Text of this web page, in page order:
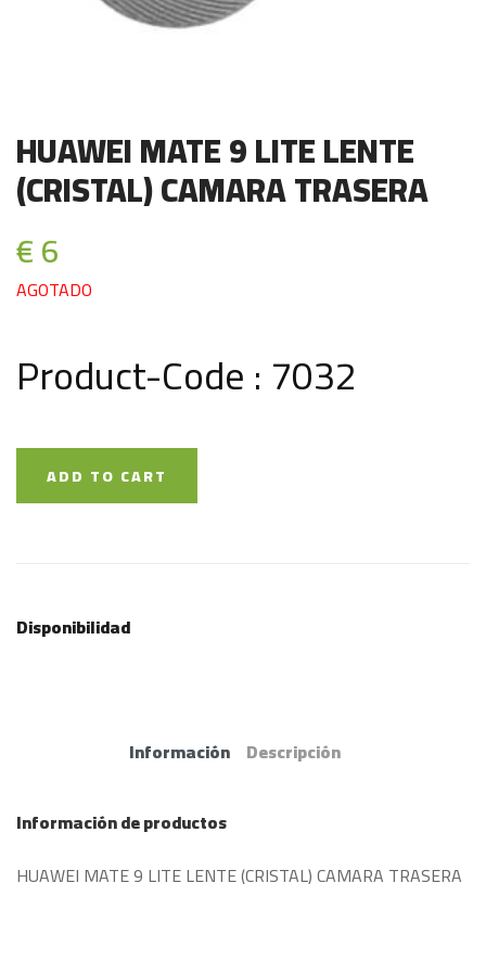
HUAWEI MATE 9 LITE LENTE
(CRISTAL) CAMARA TRASERA
€ 6
AGOTADO
Product-Code : 7032
ADD TO CART
Disponibilidad
Información Descripción
Información de productos
HUAWEI MATE 9 LITE LENTE (CRISTAL) CAMARA TRASERA